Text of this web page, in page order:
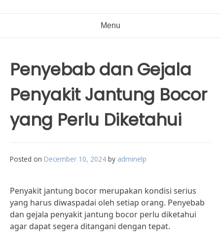
Menu
Penyebab dan Gejala
Penyakit Jantung Bocor
yang Perlu Diketahui
Posted on December 10, 2024 by adminelp
Penyakit jantung bocor merupakan kondisi serius
yang harus diwaspadai oleh setiap orang. Penyebab
dan gejala penyakit jantung bocor perlu diketahui
agar dapat segera ditangani dengan tepat.